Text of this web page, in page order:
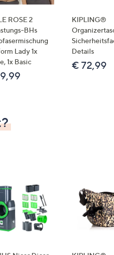
ROSE 2
BHs
Lady 1x
1x Basic
KIPLING®
Details
€ 72,99